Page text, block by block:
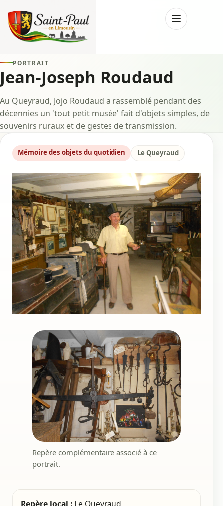
Menu
PORTRAIT
Jean-Joseph Roudaud
Au Queyraud, Jojo Roudaud a rassemblé pendant des
décennies un 'tout petit musée' fait d'objets simples, de
souvenirs ruraux et de gestes de transmission.
Mémoire des objets du quotidien Le Queyraud
Repère complémentaire associé à ce
portrait.
Repère local : Le Queyraud